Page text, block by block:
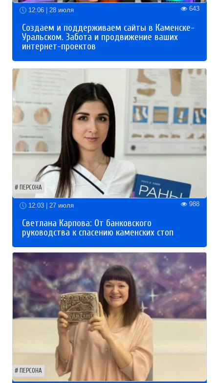
12:06 | 28 июля 643
Создаем и поддерживаем сайты в Каменске-
Уральском. Забота и продвижение ваших
интернет-проектов
ПЕРСОНА
12:03 | 27 июля 988
Светлана Карпова: От банковского
руководства к спасению каменских стоп
ПЕРСОНА